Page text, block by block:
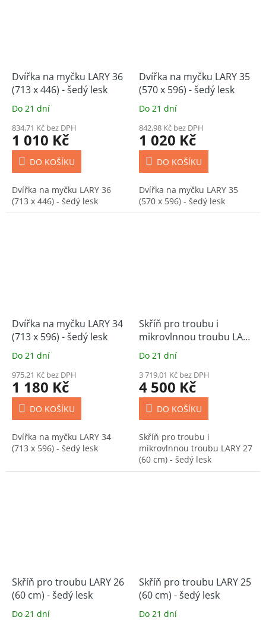
Dvířka na myčku LARY 36
(713 x 446) - šedý lesk
Do 21 dní
834,71 Kč bez DPH
1 010 Kč
DO KOŠÍKU
Dvířka na myčku LARY 36
(713 x 446) - šedý lesk
Dvířka na myčku LARY 35
(570 x 596) - šedý lesk
Do 21 dní
842,98 Kč bez DPH
1 020 Kč
DO KOŠÍKU
Dvířka na myčku LARY 35
(570 x 596) - šedý lesk
Dvířka na myčku LARY 34
(713 x 596) - šedý lesk
Do 21 dní
975,21 Kč bez DPH
1 180 Kč
DO KOŠÍKU
Dvířka na myčku LARY 34
(713 x 596) - šedý lesk
Skříň pro troubu i
mikrovlnnou troubu LARY
27 (60 cm) - šedý lesk
Do 21 dní
3 719,01 Kč bez DPH
4 500 Kč
DO KOŠÍKU
Skříň pro troubu i
mikrovlnnou troubu LARY 27
(60 cm) - šedý lesk
Skříň pro troubu LARY 26
(60 cm) - šedý lesk
Do 21 dní
Skříň pro troubu LARY 25
(60 cm) - šedý lesk
Do 21 dní